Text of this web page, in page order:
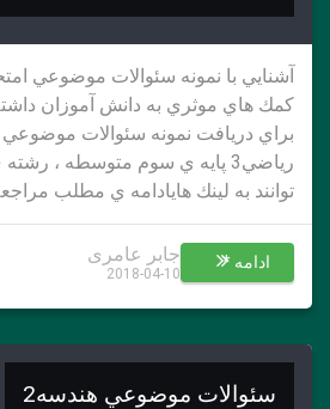
آشنايي با نمونه سئوالات موضوعي
كمك هاي موثري به دانش آموزان
براي دريافت نمونه سئوالات
رياضي3 پايه ي سوم متوسطه ،
توانند به لينك هايادامه ي مطلب
ادامه * جابر عامری
2018-04-10
سئوالات موضوعي هندسه2